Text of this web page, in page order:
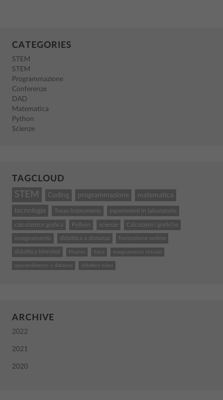
CATEGORIES
STEM
STEM
Programmazione
Conferenze
DAD
Matematica
Python
Scienze
TAGCLOUD
STEM Coding programmazione matematica
tecnologia Texas Instruments esperimenti in laboratorio
calcolatrice grafica Python scienze Calcolatrici grafiche
insegnamento didattica a distanza formazione online
didattica blended Phyton fisica insegnamento virtuale
apprendimento a distanza didattica mista
ARCHIVE
2022
2021
2020